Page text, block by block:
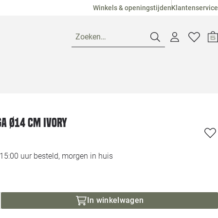
Winkels & openingstijdenKlantenservice
Zoeken…
Veelgestelde vragen Loods 5
Ø14 cm ivory
uur besteld, morgen in huis
In winkelwagen